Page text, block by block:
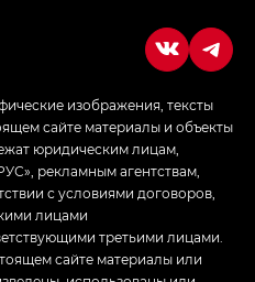
изображения, тексты
сайте материалы и объекты
юридическим лицам,
рекламным агентствам,
с условиями договоров,
лицами
третьими лицами.
сайте материалы или